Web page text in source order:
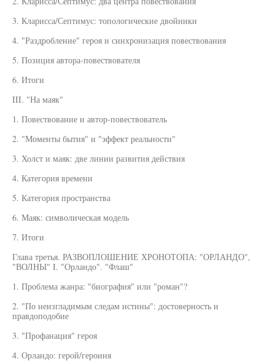
3. Кларисса/Септимус: топологические двойники
4. "Раздробление" героя и синхронизация повествования
5. Позиция автора-повествователя
6. Итоги
III. "На маяк"
1. Повествование и автор-повествователь
2. "Моменты бытия" и "эффект реальности"
3. Холст и маяк: две линии развития действия
4. Категория времени
5. Категория пространства
6. Маяк: символическая модель
7. Итоги
Глава третья. РАЗВОПЛОШЕНИЕ ХРОНОТОПА: "ОРЛАНДО",
"ВОЛНЫ" I. "Орландо". "Флаш"
1. Проблема жанра: "биография" или "роман"?
2. "По неизгладимым следам истины": достоверность и
правдоподобие
3. "Профанация" героя
4. Орландо: герой/героиня